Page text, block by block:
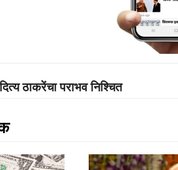
ठाकरेंचा पराभव निश्चित